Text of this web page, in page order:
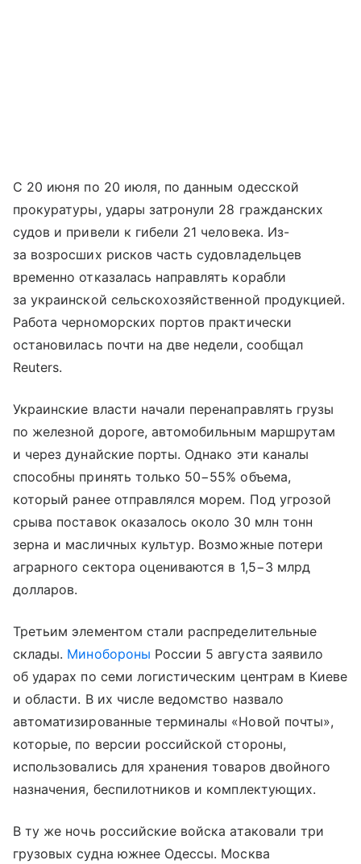
С 20 июня по 20 июля, по данным одесской
прокуратуры, удары затронули 28 гражданских
судов и привели к гибели 21 человека. Из-
за возросших рисков часть судовладельцев
временно отказалась направлять корабли
за украинской сельскохозяйственной продукцией.
Работа черноморских портов практически
остановилась почти на две недели, сообщал
Reuters.
Украинские власти начали перенаправлять грузы
по железной дороге, автомобильным маршрутам
и через дунайские порты. Однако эти каналы
способны принять только 50−55% объема,
который ранее отправлялся морем. Под угрозой
срыва поставок оказалось около 30 млн тонн
зерна и масличных культур. Возможные потери
аграрного сектора оцениваются в 1,5−3 млрд
долларов.
Третьим элементом стали распределительные
склады. Минобороны России 5 августа заявило
об ударах по семи логистическим центрам в Киеве
и области. В их числе ведомство назвало
автоматизированные терминалы «Новой почты»,
которые, по версии российской стороны,
использовались для хранения товаров двойного
назначения, беспилотников и комплектующих.
В ту же ночь российские войска атаковали три
грузовых судна южнее Одессы. Москва